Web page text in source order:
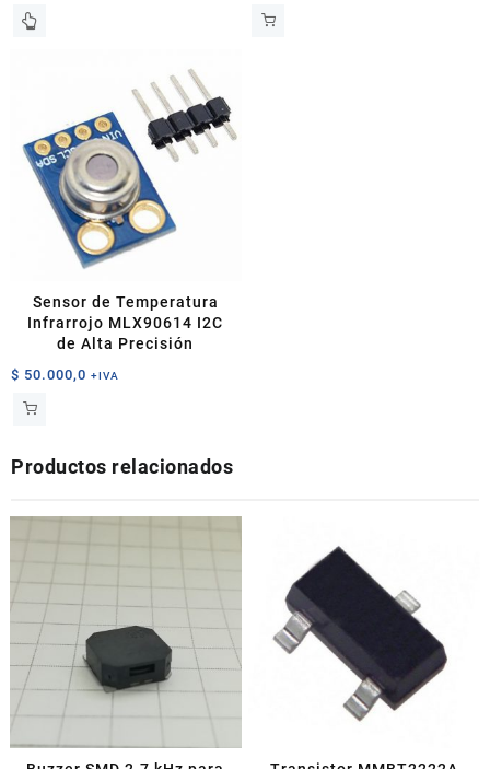
$ 6.000,0
hasta
$ 6.200,0
Este
opciones
pueden
producto
Sensor de Temperatura
Infrarrojo MLX90614 I2C
de Alta Precisión
$ 50.000,0 +IVA
Productos relacionados